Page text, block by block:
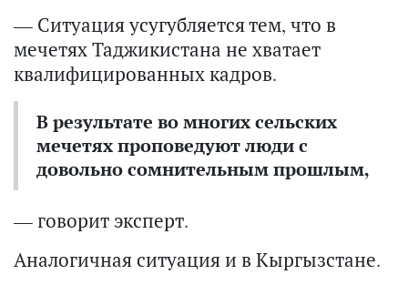
— Ситуация усугубляется тем, что в
мечетях Таджикистана не хватает
квалифицированных кадров.
В результате во многих сельских
мечетях проповедуют люди с
довольно сомнительным прошлым,
— говорит эксперт.
Аналогичная ситуация и в Кыргызстане.